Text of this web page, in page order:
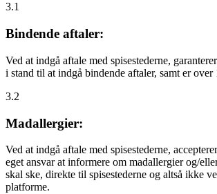
3.1
Bindende aftaler:
Ved at indgå aftale med spisestederne,
i stand til at indgå bindende aftaler, samt er over
3.2
Madallergier:
Ved at indgå aftale med spisestederne,
eget ansvar at informere om madallergier og/
skal ske, direkte til spisestederne og altså ikke
platforme.